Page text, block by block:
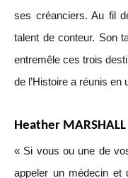
ses créanciers. Au fil
talent de conteur. Son
entremêle ces trois
de l’Histoire a réunis
Heather
« Si vous ou une de
appeler un médecin et